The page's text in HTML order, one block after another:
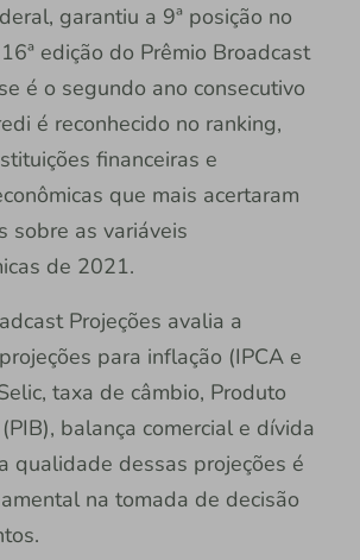
garantiu a 9ª posição no
edição do Prêmio Broadcast
é o segundo ano consecutivo
é reconhecido no ranking,
financeiras e
que mais acertaram
sobre as variáveis
de 2021.
Projeções avalia a
para inflação (IPCA e
taxa de câmbio, Produto
balança comercial e dívida
qualidade dessas projeções é
na tomada de decisão